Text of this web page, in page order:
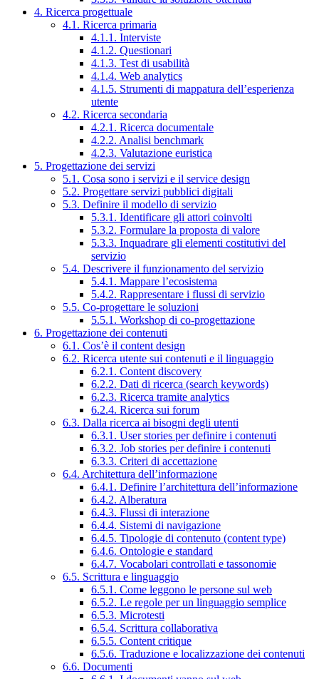
4. Ricerca progettuale
4.1. Ricerca primaria
4.1.1. Interviste
4.1.2. Questionari
4.1.3. Test di usabilità
4.1.4. Web analytics
4.1.5. Strumenti di mappatura dell’esperienza
utente
4.2. Ricerca secondaria
4.2.1. Ricerca documentale
4.2.2. Analisi benchmark
4.2.3. Valutazione euristica
5. Progettazione dei servizi
5.1. Cosa sono i servizi e il service design
5.2. Progettare servizi pubblici digitali
5.3. Definire il modello di servizio
5.3.1. Identificare gli attori coinvolti
5.3.2. Formulare la proposta di valore
5.3.3. Inquadrare gli elementi costitutivi del
servizio
5.4. Descrivere il funzionamento del servizio
5.4.1. Mappare l’ecosistema
5.4.2. Rappresentare i flussi di servizio
5.5. Co-progettare le soluzioni
5.5.1. Workshop di co-progettazione
6. Progettazione dei contenuti
6.1. Cos’è il content design
6.2. Ricerca utente sui contenuti e il linguaggio
6.2.1. Content discovery
6.2.2. Dati di ricerca (search keywords)
6.2.3. Ricerca tramite analytics
6.2.4. Ricerca sui forum
6.3. Dalla ricerca ai bisogni degli utenti
6.3.1. User stories per definire i contenuti
6.3.2. Job stories per definire i contenuti
6.3.3. Criteri di accettazione
6.4. Architettura dell’informazione
6.4.1. Definire l’architettura dell’informazione
6.4.2. Alberatura
6.4.3. Flussi di interazione
6.4.4. Sistemi di navigazione
6.4.5. Tipologie di contenuto (content type)
6.4.6. Ontologie e standard
6.4.7. Vocabolari controllati e tassonomie
6.5. Scrittura e linguaggio
6.5.1. Come leggono le persone sul web
6.5.2. Le regole per un linguaggio semplice
6.5.3. Microtesti
6.5.4. Scrittura collaborativa
6.5.5. Content critique
6.5.6. Traduzione e localizzazione dei contenuti
6.6. Documenti